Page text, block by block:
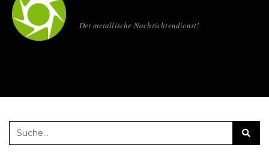
Der metallische Nachrichtendienst!